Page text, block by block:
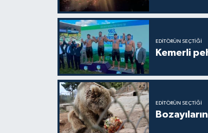
EDITÖRÜN SEÇTIĞI
Kemerli
EDITÖRÜN SEÇTIĞI